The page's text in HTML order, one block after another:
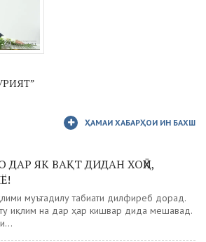
ҲАМАИ ХАБАРҲОИ ИН БАХШ
ДАР ЯК ВАҚТ ДИДАН ХОҲӢ,
муътадилу табиати дилфиреб дорад.
иқлим на дар ҳар кишвар дида мешавад.